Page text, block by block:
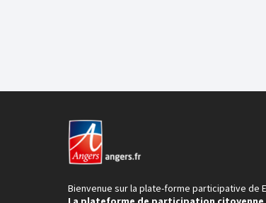
Bienvenue sur la plate-forme participative de